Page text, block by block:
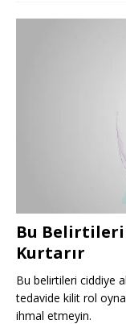
Bu Belirtileri
Kurtarır
Bu belirtileri ciddiye
tedavide kilit rol
ihmal etmeyin.